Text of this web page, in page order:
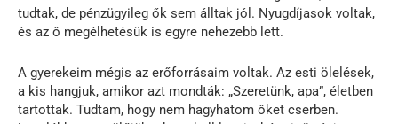
tudtak, de pénzügyileg ők sem álltak jól. Nyugdíjasok voltak,
és az ő megélhetésük is egyre nehezebb lett.
A gyerekeim mégis az erőforrásaim voltak. Az esti ölelések,
a kis hangjuk, amikor azt mondták: „Szeretünk, apa”, életben
tartottak. Tudtam, hogy nem hagyhatom őket cserben.